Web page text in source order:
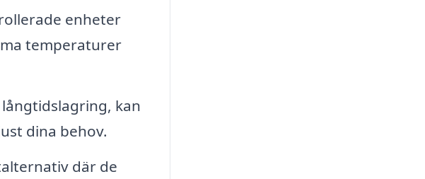
enheter
temperaturer
kan
dina behov.
där de